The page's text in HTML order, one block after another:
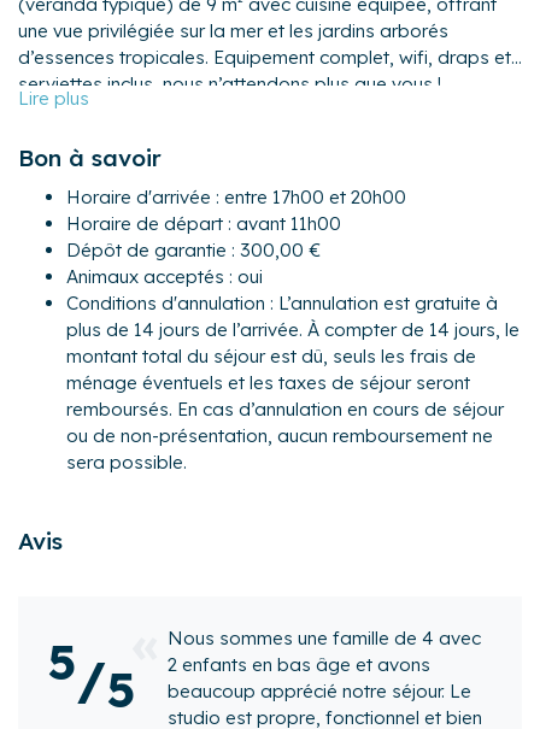
une vue privilégiée sur la mer et les jardins arborés
d’essences tropicales. Equipement complet, wifi, draps et
serviettes inclus, nous n’attendons plus que vous !
Le logement:
180×200) un coin salon avec un canapé-lit double, un
- Une terrasse avec cuisine équipée : cafetière à dosettes
Nespresso, bouilloire électrique, four à micro-ondes, grille-
pain, lave-vaisselle, plaques de cuisson, table à manger 4
personnes.
- Une salle d'eau avec douche et WC
Les activités :
- Grâce au Loisipass inclus dans la location du studio,
vous accéderez aux piscines, aux services et aux activités
incluses.
- Piscine 2 : piscine chauffée de 150 m² sur les hauteurs de
De nombreuses animations en journée, et en soirée, sont
proposées toute la saison au sein du village grâce au
bracelet Loisipass (inclus dans le prix de votre séjour ;
Bon à savoir
Horaire d'arrivée : entre 17h00 et 20h00
Horaire de départ : avant 11h00
Dépôt de garantie : 300,00 €
Animaux acceptés : oui
Conditions d'annulation : L’annulation est gratuite à
plus de 14 jours de l’arrivée. À compter de 14 jours, le
montant total du séjour est dû, seuls les frais de
ménage éventuels et les taxes de séjour seront
remboursés. En cas d’annulation en cours de séjour
ou de non-présentation, aucun remboursement ne
sera possible.
Avis
5 /5
Je recommande vivement
propose par l'agence.
Accueil chaleureux par Glwadys
professionnelle. Le studio est très